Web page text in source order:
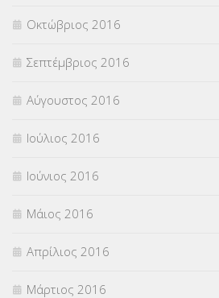
Οκτώβριος 2016
Σεπτέμβριος 2016
Αύγουστος 2016
Ιούλιος 2016
Ιούνιος 2016
Μάιος 2016
Απρίλιος 2016
Μάρτιος 2016